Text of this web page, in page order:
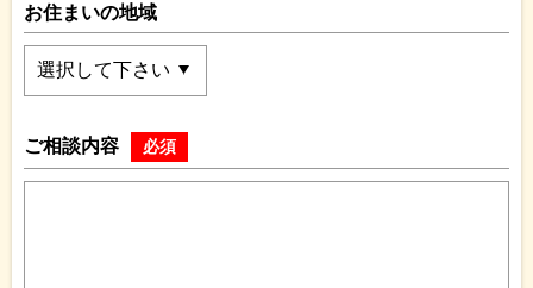
お住まいの地域
ご相談内容 必須